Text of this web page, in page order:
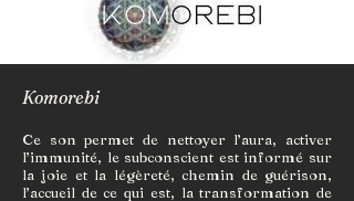
Komorebi
Ce son permet de nettoyer l’aura, activer
l’immunité, le subconscient est informé sur
la joie et la légèreté, chemin de guérison,
l’accueil de ce qui est, la transformation de